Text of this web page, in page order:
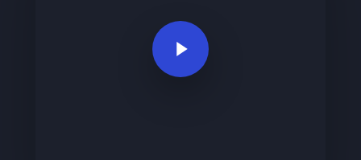
Play Video